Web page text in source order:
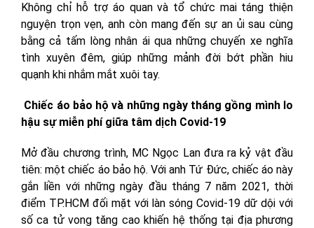
Không chỉ hỗ trợ áo quan và tổ chức mai táng thiện
nguyện trọn vẹn, anh còn mang đến sự an ủi sau cùng
bằng cả tấm lòng nhân ái qua những chuyến xe nghĩa
tình xuyên đêm, giúp những mảnh đời bớt phần hiu
quạnh khi nhắm mắt xuôi tay.
Chiếc áo bảo hộ và những ngày tháng gồng mình lo
hậu sự miễn phí giữa tâm dịch Covid-19
Mở đầu chương trình, MC Ngọc Lan đưa ra kỷ vật đầu
tiên: một chiếc áo bảo hộ. Với anh Tứ Đức, chiếc áo này
gắn liền với những ngày đầu tháng 7 năm 2021, thời
điểm TP.HCM đối mặt với làn sóng Covid-19 dữ dội với
số ca tử vong tăng cao khiến hệ thống tại địa phương